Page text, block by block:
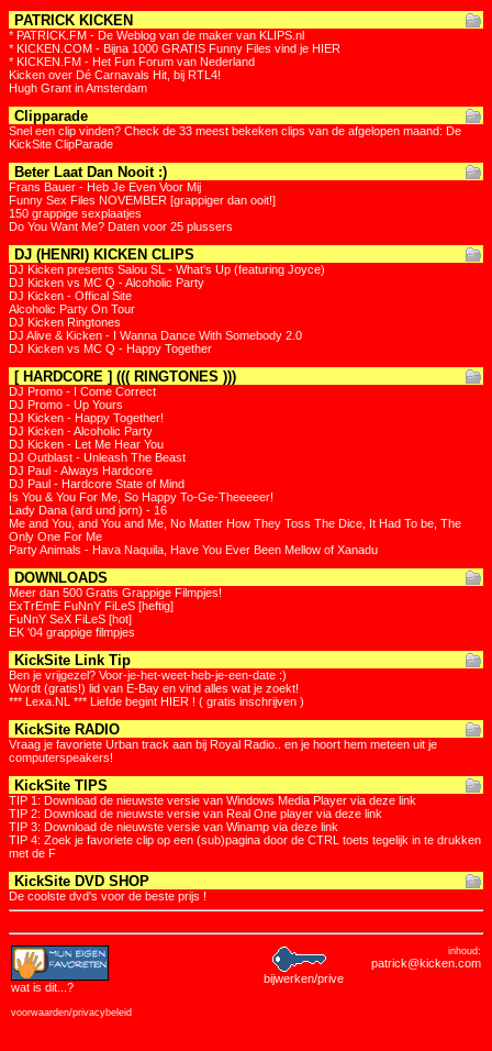
PATRICK KICKEN
* PATRICK.FM - De Weblog van de maker van KLIPS.nl
* KICKEN.COM - Bijna 1000 GRATIS Funny Files vind je HIER
* KICKEN.FM - Het Fun Forum van Nederland
Kicken over Dé Carnavals Hit, bij RTL4!
Hugh Grant in Amsterdam
Clipparade
Snel een clip vinden? Check de 33 meest bekeken clips van de afgelopen maand: De
KickSite ClipParade
Beter Laat Dan Nooit :)
Frans Bauer - Heb Je Even Voor Mij
Funny Sex Files NOVEMBER [grappiger dan ooit!]
150 grappige sexplaatjes
Do You Want Me? Daten voor 25 plussers
DJ (HENRI) KICKEN CLIPS
DJ Kicken presents Salou SL - What's Up (featuring Joyce)
DJ Kicken vs MC Q - Alcoholic Party
DJ Kicken - Offical Site
Alcoholic Party On Tour
DJ Kicken Ringtones
DJ Alive & Kicken - I Wanna Dance With Somebody 2.0
DJ Kicken vs MC Q - Happy Together
[ HARDCORE ] ((( RINGTONES )))
DJ Promo - I Come Correct
DJ Promo - Up Yours
DJ Kicken - Happy Together!
DJ Kicken - Alcoholic Party
DJ Kicken - Let Me Hear You
DJ Outblast - Unleash The Beast
DJ Paul - Always Hardcore
DJ Paul - Hardcore State of Mind
Is You & You For Me, So Happy To-Ge-Theeeeer!
Lady Dana (ard und jorn) - 16
Me and You, and You and Me, No Matter How They Toss The Dice, It Had To be, The
Only One For Me
Party Animals - Hava Naquila, Have You Ever Been Mellow of Xanadu
DOWNLOADS
Meer dan 500 Gratis Grappige Filmpjes!
ExTrEmE FuNnY FiLeS [heftig]
FuNnY SeX FiLeS [hot]
EK '04 grappige filmpjes
KickSite Link Tip
Ben je vrijgezel? Voor-je-het-weet-heb-je-een-date :)
Wordt (gratis!) lid van E-Bay en vind alles wat je zoekt!
*** Lexa.NL *** Liefde begint HIER ! ( gratis inschrijven )
KickSite RADIO
Vraag je favoriete Urban track aan bij Royal Radio.. en je hoort hem meteen uit je
computerspeakers!
KickSite TIPS
TIP 1: Download de nieuwste versie van Windows Media Player via deze link
TIP 2: Download de nieuwste versie van Real One player via deze link
TIP 3: Download de nieuwste versie van Winamp via deze link
TIP 4: Zoek je favoriete clip op een (sub)pagina door de CTRL toets tegelijk in te drukken
met de F
KickSite DVD SHOP
De coolste dvd's voor de beste prijs !
wat is dit ...?
voorwaarden/privacybeleid
bijwerken/prive
inhoud:
patrick@kicken.com